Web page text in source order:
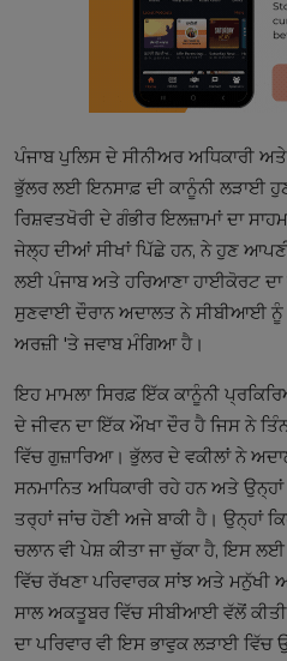
ਪੰਜਾਬ ਪੁਲਿਸ ਦੇ ਸੀਨੀਅਰ ਅਧਿਕਾਰੀ
ਭੁੱਲਰ ਲਈ ਇਨਸਾਫ਼ ਦੀ ਕਾਨੂੰਨੀ ਲੜਾਈ
ਰਿਸ਼ਵਤਖੋਰੀ ਦੇ ਗੰਭੀਰ ਇਲਜ਼ਾਮਾਂ ਦਾ
ਜੇਲ੍ਹ ਦੀਆਂ ਸੀਖਾਂ ਪਿੱਛੇ ਹਨ, ਨੇ ਹੁਣ
ਲਈ ਪੰਜਾਬ ਅਤੇ ਹਰਿਆਣਾ ਹਾਈਕੋਰਟ
ਸੁਣਵਾਈ ਦੌਰਾਨ ਅਦਾਲਤ ਨੇ ਸੀਬੀਆਈ ਨੂੰ
ਅਰਜ਼ੀ 'ਤੇ ਜਵਾਬ ਮੰਗਿਆ ਹੈ।
ਇਹ ਮਾਮਲਾ ਸਿਰਫ਼ ਇੱਕ ਕਾਨੂੰਨੀ
ਦੇ ਜੀਵਨ ਦਾ ਇੱਕ ਔਖਾ ਦੌਰ ਹੈ ਜਿਸ ਨੇ
ਵਿੱਚ ਗੁਜ਼ਾਰਿਆ। ਭੁੱਲਰ ਦੇ ਵਕੀਲਾਂ ਨੇ
ਸਨਮਾਨਿਤ ਅਧਿਕਾਰੀ ਰਹੇ ਹਨ ਅਤੇ
ਤਰ੍ਹਾਂ ਜਾਂਚ ਹੋਣੀ ਅਜੇ ਬਾਕੀ ਹੈ। ਉਨ੍ਹਾਂ
ਚਲਾਨ ਵੀ ਪੇਸ਼ ਕੀਤਾ ਜਾ ਚੁੱਕਾ ਹੈ, ਇਸ
ਵਿੱਚ ਰੱਖਣਾ ਪਰਿਵਾਰਕ ਸਾਂਝ ਅਤੇ ਮਨੁੱਖੀ
ਸਾਲ ਅਕਤੂਬਰ ਵਿੱਚ ਸੀਬੀਆਈ ਵੱਲੋਂ
ਦਾ ਪਰਿਵਾਰ ਵੀ ਇਸ ਭਾਵੁਕ ਲੜਾਈ ਵਿੱਚ